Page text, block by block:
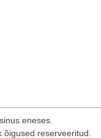
eneses.
õigused reserveeritud.